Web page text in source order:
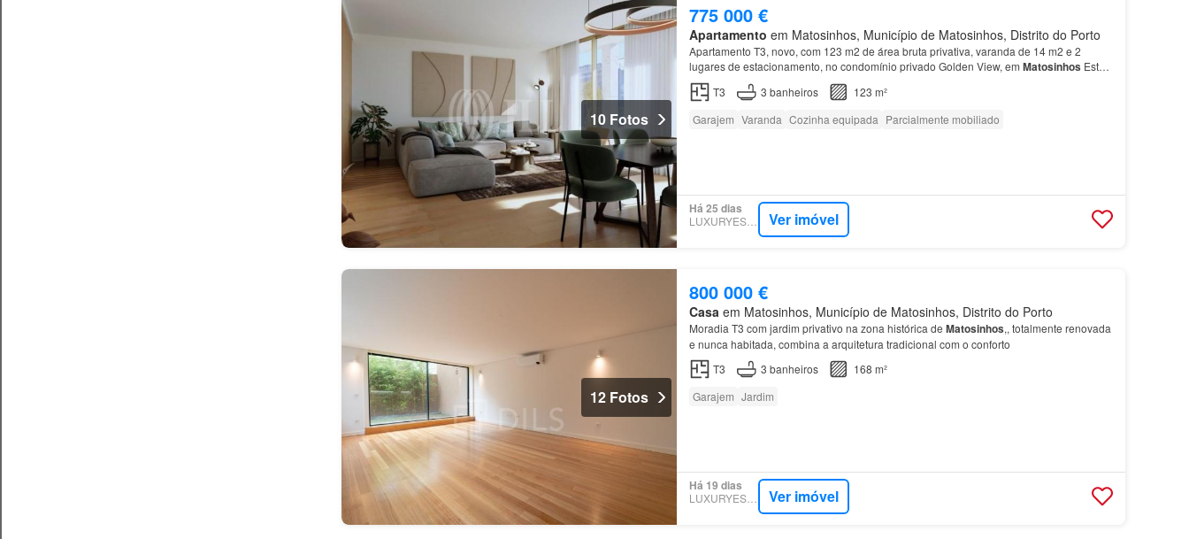
10 Fotos
775 000 €
Apartamento em Matosinhos, Município de Matosinhos, Distrito do Porto
Apartamento T3, novo, com 123 m2 de área bruta privativa, varanda de 14 m2 e 2
lugares de estacionamento, no condomínio privado Golden View, em Matosinhos Este
projeto envolve-se com a estética da praia de
T3 3 banheiros
123 m²
Garajem Varanda Cozinha equipada Parcialmente mobiliado
Há 25 dias
LUXURYESTATE Ver imóvel
12 Fotos
800 000 €
Casaem Matosinhos, Município de Matosinhos, Distrito do Porto
Moradia T3 com jardim privativo na zona histórica de Matosinhos,, totalmente renovada
e nunca habitada, combina a arquitetura tradicional com o conforto
T3
3 banheiros
168 m²
Garajem Jardim
Há 19 dias
LUXURYESTATE Ver imóvel